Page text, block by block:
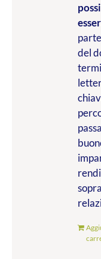
del